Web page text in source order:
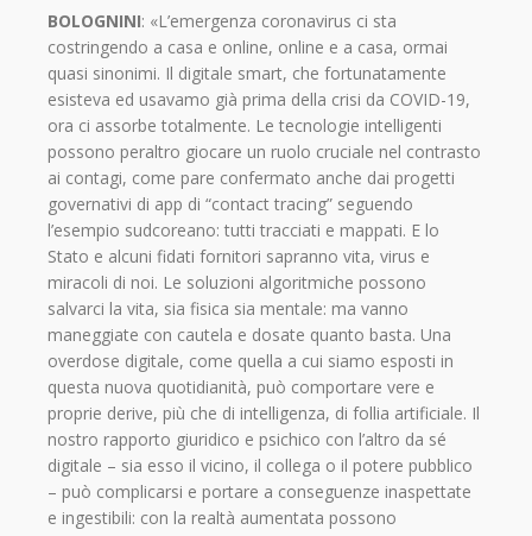
BOLOGNINI: «L’emergenza coronavirus ci sta
costringendo a casa e online, online e a casa, ormai
quasi sinonimi. Il digitale smart, che fortunatamente
esisteva ed usavamo già prima della crisi da COVID-19,
ora ci assorbe totalmente. Le tecnologie intelligenti
possono peraltro giocare un ruolo cruciale nel contrasto
ai contagi, come pare confermato anche dai progetti
governativi di app di “contact tracing” seguendo
l’esempio sudcoreano: tutti tracciati e mappati. E lo
Stato e alcuni fidati fornitori sapranno vita, virus e
miracoli di noi. Le soluzioni algoritmiche possono
salvarci la vita, sia fisica sia mentale: ma vanno
maneggiate con cautela e dosate quanto basta. Una
overdose digitale, come quella a cui siamo esposti in
questa nuova quotidianità, può comportare vere e
proprie derive, più che di intelligenza, di follia artificiale. Il
nostro rapporto giuridico e psichico con l’altro da sé
digitale – sia esso il vicino, il collega o il potere pubblico
– può complicarsi e portare a conseguenze inaspettate
e ingestibili: con la realtà aumentata possono